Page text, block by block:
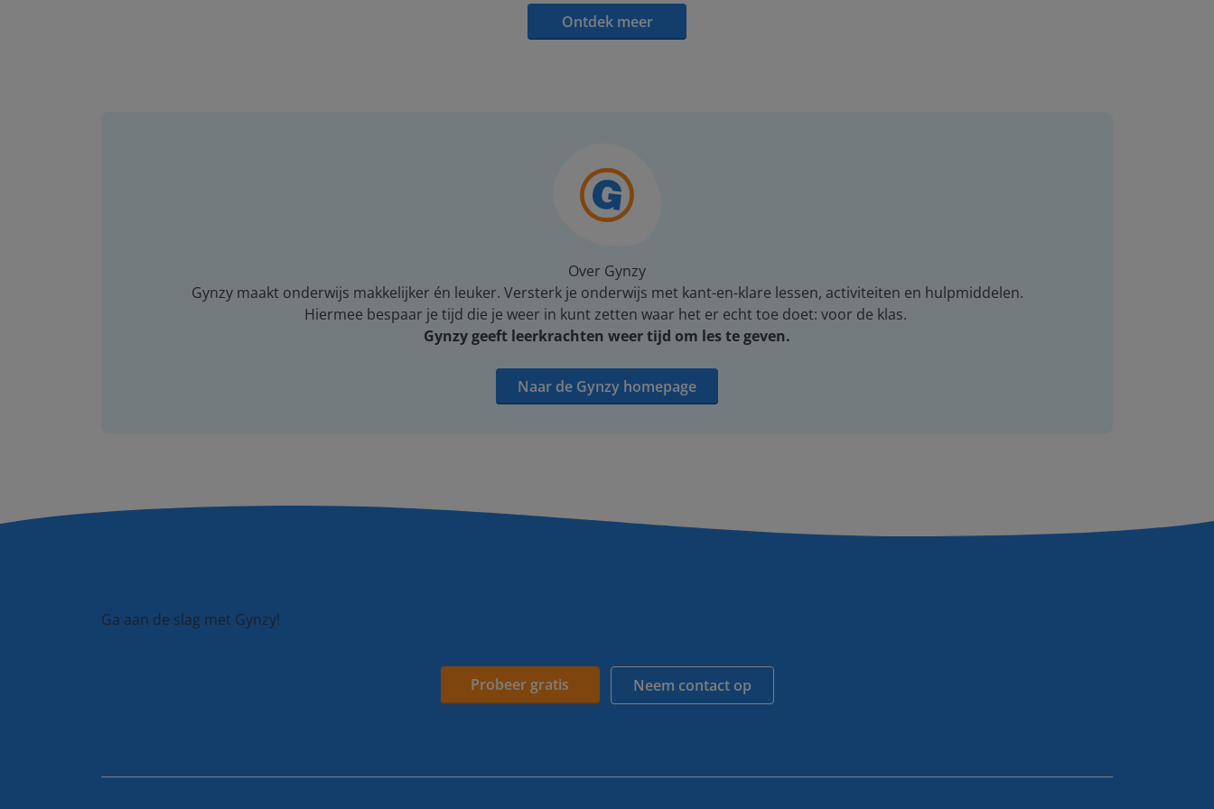
Ontdek meer
Over Gynzy
Gynzy maakt onderwijs makkelijker én leuker. Versterk je onderwijs met kant-en-klare lessen, activiteiten en hulpmiddelen.
Hiermee bespaar je tijd die je weer in kunt zetten waar het er echt toe doet: voor de klas.
Gynzy geeft leerkrachten weer tijd om les te geven.
Naar de Gynzy homepage
Ga aan de slag met Gynzy!
Probeer gratis Neem contact op